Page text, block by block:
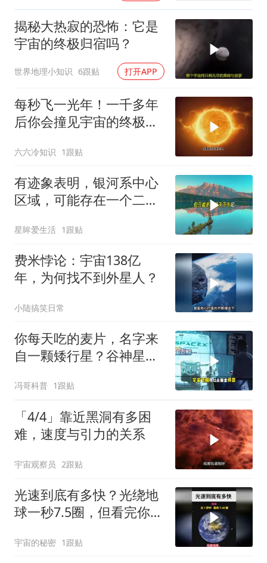
揭秘大热寂的恐怖：它是
宇宙的终极归宿吗？
世界地理小知识 6跟贴 打开APP
每秒飞一光年！一千多年
后你会撞见宇宙的终极秘
六六冷知识 1跟贴
有迹象表明，银河系中心
区域，可能存在一个二级
星眸爱生活 1跟贴
费米悖论：宇宙138亿
年，为何找不到外星人？
小陆搞笑日常
你每天吃的麦片，名字来
自一颗矮行星？谷神星冷
冯哥科普 1跟贴
「4/4」靠近黑洞有多困
难，速度与引力的关系
宇宙观察员 2跟贴
光速到底有多快？光绕地
球一秒7.5圈，但看完你只
宇宙的秘密 1跟贴